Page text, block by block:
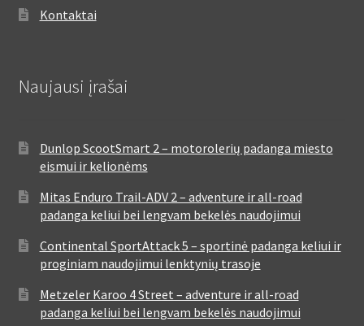
Kontaktai
Naujausi įrašai
Dunlop ScootSmart 2 – motorolerių padanga miesto
eismui ir kelionėms
Mitas Enduro Trail-ADV 2 – adventure ir all-road
padanga keliui bei lengvam bekelės naudojimui
Continental SportAttack 5 – sportinė padanga keliui ir
proginiam naudojimui lenktynių trasoje
Metzeler Karoo 4 Street – adventure ir all-road
padanga keliui bei lengvam bekelės naudojimui